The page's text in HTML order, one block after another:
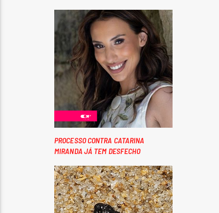
PROCESSO CONTRA CATARINA
MIRANDA JÁ TEM DESFECHO